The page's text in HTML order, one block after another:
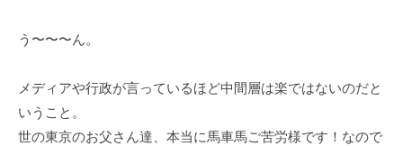
う〜〜〜ん。
メディアや行政が言っているほど中間層は楽ではないのだと
いうこと。
世の東京のお父さん達、本当に馬車馬ご苦労様です！なので